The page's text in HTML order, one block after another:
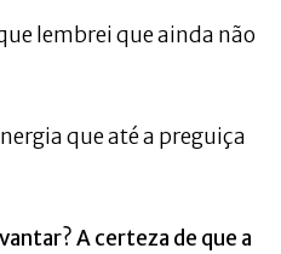
lembrei que ainda não
que até a preguiça
A certeza de que a